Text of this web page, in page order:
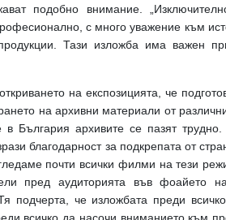
подобно внимание.
с много уважение към
Тази изложба има важен
на експозицията, че
на архивни материали от
България архивите се пазят
благодарност за подкрепата от
почти всички филми на тези
пред аудиторията във фоайето
подчерта, че изложбата преди
всичко да насочи вниманието към